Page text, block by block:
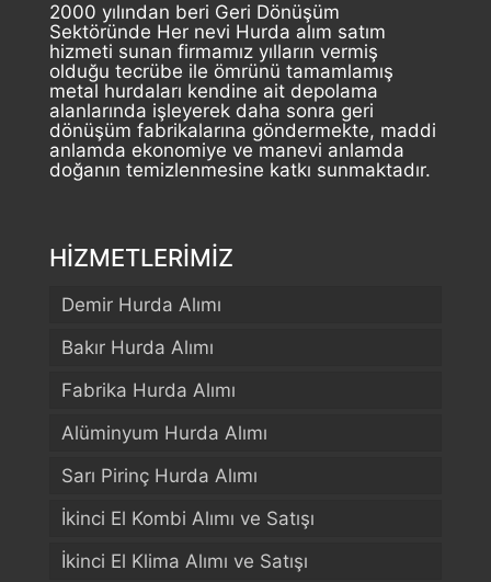
2000 yılından beri Geri Dönüşüm
Sektöründe Her nevi Hurda alım satım
hizmeti sunan firmamız yılların vermiş
olduğu tecrübe ile ömrünü tamamlamış
metal hurdaları kendine ait depolama
alanlarında işleyerek daha sonra geri
dönüşüm fabrikalarına göndermekte, maddi
anlamda ekonomiye ve manevi anlamda
doğanın temizlenmesine katkı sunmaktadır.
HİZMETLERİMİZ
Demir Hurda Alımı
Bakır Hurda Alımı
Fabrika Hurda Alımı
Alüminyum Hurda Alımı
Sarı Pirinç Hurda Alımı
İkinci El Kombi Alımı ve Satışı
İkinci El Klima Alımı ve Satışı